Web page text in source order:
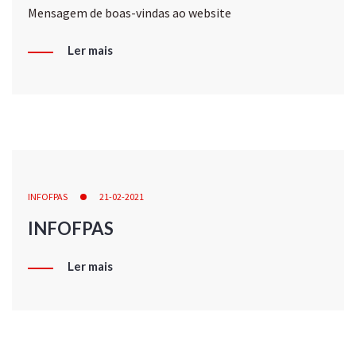
Mensagem de boas-vindas ao website
Ler mais
INFOFPAS 21-02-2021
INFOFPAS
Ler mais